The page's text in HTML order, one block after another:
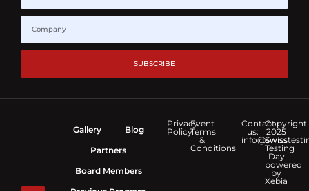
SUBSCRIBE
Gallery
Blog
Partners
Board Members
Privacy
Policy
Event
Terms
&
Conditions
Contact
us:
Copyright
2025
Swiss
Testing
Day
powered
by
Xebia